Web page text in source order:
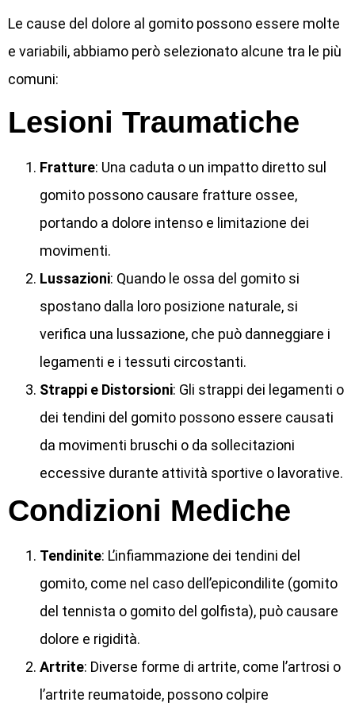
Le cause del dolore al gomito possono essere molte
e variabili, abbiamo però selezionato alcune tra le più
comuni:
Lesioni Traumatiche
Fratture: Una caduta o un impatto diretto sul
gomito possono causare fratture ossee,
portando a dolore intenso e limitazione dei
movimenti.
Lussazioni: Quando le ossa del gomito si
spostano dalla loro posizione naturale, si
verifica una lussazione, che può danneggiare i
legamenti e i tessuti circostanti.
Strappi e Distorsioni: Gli strappi dei legamenti o
dei tendini del gomito possono essere causati
da movimenti bruschi o da sollecitazioni
eccessive durante attività sportive o lavorative.
Condizioni Mediche
Tendinite: L’infiammazione dei tendini del
gomito, come nel caso dell’epicondilite (gomito
del tennista o gomito del golfista), può causare
dolore e rigidità.
Artrite: Diverse forme di artrite, come l’artrosi o
l’artrite reumatoide, possono colpire